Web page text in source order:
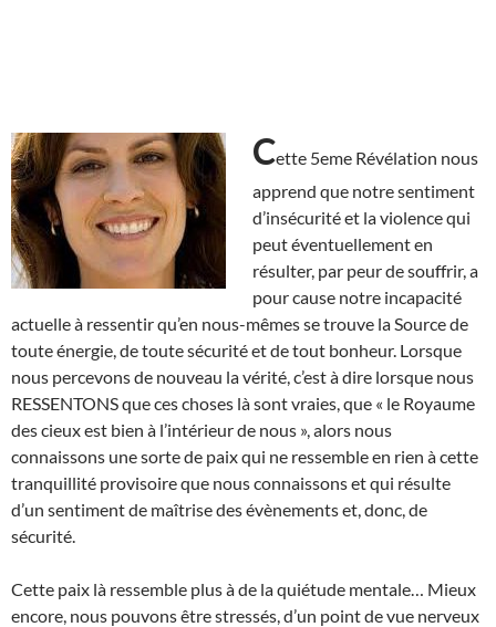
Cette 5eme Révélation nous
apprend que notre sentiment
d’insécurité et la violence qui
peut éventuellement en
résulter, par peur de souffrir, a
pour cause notre incapacité
actuelle à ressentir qu’en nous-mêmes se trouve la Source de
toute énergie, de toute sécurité et de tout bonheur. Lorsque
nous percevons de nouveau la vérité, c’est à dire lorsque nous
RESSENTONS que ces choses là sont vraies, que « le Royaume
des cieux est bien à l’intérieur de nous », alors nous
connaissons une sorte de paix qui ne ressemble en rien à cette
tranquillité provisoire que nous connaissons et qui résulte
d’un sentiment de maîtrise des évènements et, donc, de
sécurité.
Cette paix là ressemble plus à de la quiétude mentale… Mieux
encore, nous pouvons être stressés, d’un point de vue nerveux